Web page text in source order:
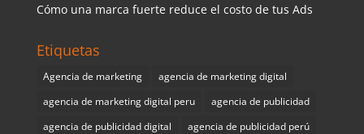
Cómo una marca fuerte reduce el costo de tus Ads
Etiquetas
Agencia de marketing
agencia de marketing digital
agencia de marketing digital peru
agencia de publicidad
agencia de publicidad digital
agencia de publicidad perú